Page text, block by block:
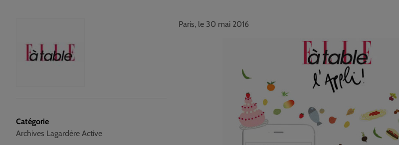
Catégorie
Archives Lagardère Active
Paris, le 30 mai 2016